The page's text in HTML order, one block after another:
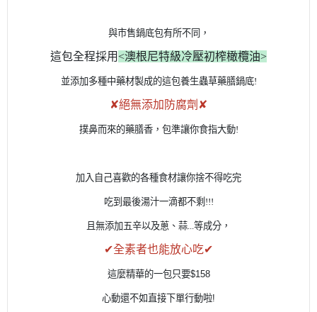
與市售鍋底包有所不同，
這包全程採用 <澳根尼特級冷壓初榨橄欖油>
並添加多種中藥材製成的這包養生蟲草藥膳鍋底!
✘絕無添加防腐劑✘
撲鼻而來的藥膳香，包準讓你食指大動!
加入自己喜歡的各種食材讓你捨不得吃完
吃到最後湯汁一滴都不剩!!!
且無添加五辛以及蔥、蒜...等成分，
✔全素者也能放心吃✔
這麼精華的一包只要$158
心動還不如直接下單行動啦!